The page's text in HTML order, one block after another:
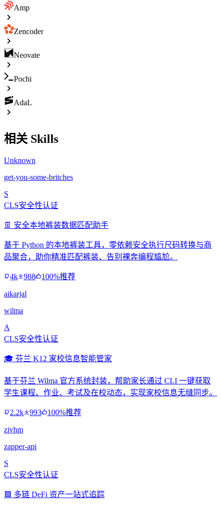
Amp
Zencoder
Neovate
Pochi
AdaL
相关 Skills
Unknown
get-you-some-britches
S
CLS安全性认证
👖 安全本地裤装数据匹配助手
基于 Python 的本地裤装工具，零依赖安全执行尺码转换与商
品聚合，助你精准匹配裤装、告别裸奔编程尴尬。
4k 988 100%推荐
aikarjal
wilma
A
CLS安全性认证
🎓 芬兰 K12 家校信息智能管家
基于芬兰 Wilma 官方系统封装，帮助家长通过 CLI 一键获取
学生课程、作业、考试及在校动态，实现家校信息无缝同步。
2.2k 993 100%推荐
zivhm
zapper-api
S
CLS安全性认证
🟪 多链 DeFi 资产一站式追踪